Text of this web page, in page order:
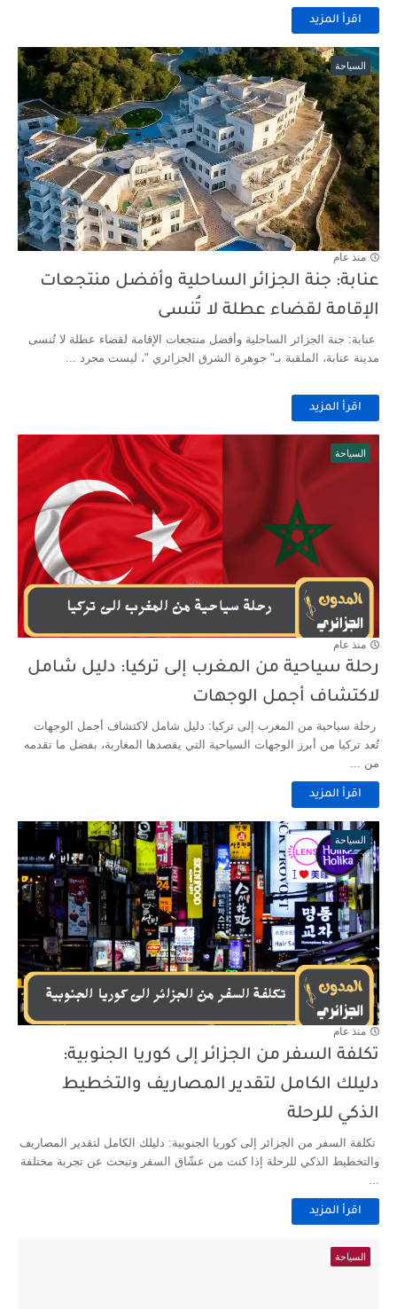
اقرأ المزيد
السياحة
منذ عام
عنابة: جنة الجزائر الساحلية وأفضل منتجعات
الإقامة لقضاء عطلة لا تُنسى
عنابة: جنة الجزائر الساحلية وأفضل منتجعات الإقامة لقضاء عطلة لا تُنسى
مدينة عنابة، الملقبة بـ" جوهرة الشرق الجزائري "، ليست مجرد ...
اقرأ المزيد
السياحة
منذ عام
رحلة سياحية من المغرب إلى تركيا: دليل شامل
لاكتشاف أجمل الوجهات
رحلة سياحية من المغرب إلى تركيا: دليل شامل لاكتشاف أجمل الوجهات
تُعد تركيا من أبرز الوجهات السياحية التي يقصدها المغاربة، بفضل ما تقدمه
من ...
اقرأ المزيد
السياحة
منذ عام
تكلفة السفر من الجزائر إلى كوريا الجنوبية:
دليلك الكامل لتقدير المصاريف والتخطيط
الذكي للرحلة
تكلفة السفر من الجزائر إلى كوريا الجنوبية: دليلك الكامل لتقدير المصاريف
والتخطيط الذكي للرحلة إذا كنت من عشّاق السفر وتبحث عن تجربة مختلفة
اقرأ المزيد
السياحة